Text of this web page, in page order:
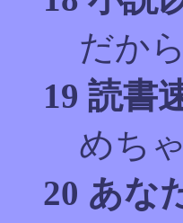
だか
19 読書
めち
20 あな